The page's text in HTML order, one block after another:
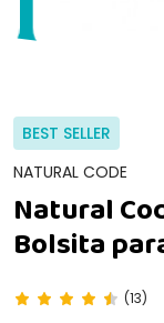
BEST SELLER
NATURAL CODE
Natural
Bolsita
(13)